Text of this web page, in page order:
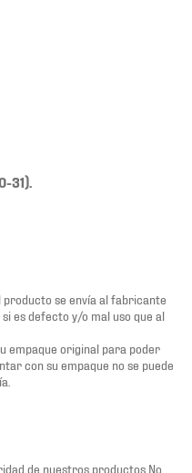
31).
se envía al fabricante
es defecto y/o mal uso que al
empaque original para poder
con su empaque no se puede
de nuestros productos No